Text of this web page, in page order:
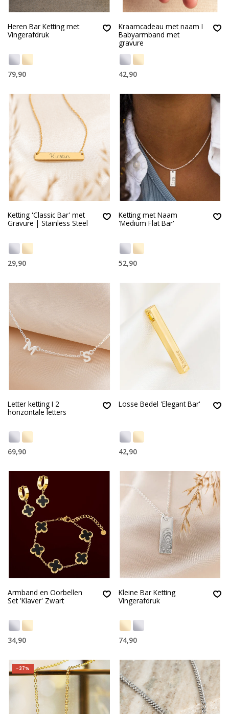
Heren Bar Ketting met
Vingerafdruk
79,90
Kraamcadeau met naam I
Babyarmband met
gravure
42,90
Ketting 'Classic Bar' met
Gravure | Stainless Steel
29,90
Ketting met Naam
'Medium Flat Bar'
52,90
Letter ketting I 2
horizontale letters
69,90
Losse Bedel 'Elegant Bar'
42,90
Armband en Oorbellen
Set 'Klaver' Zwart
34,90
Kleine Bar Ketting
Vingerafdruk
74,90
-37%